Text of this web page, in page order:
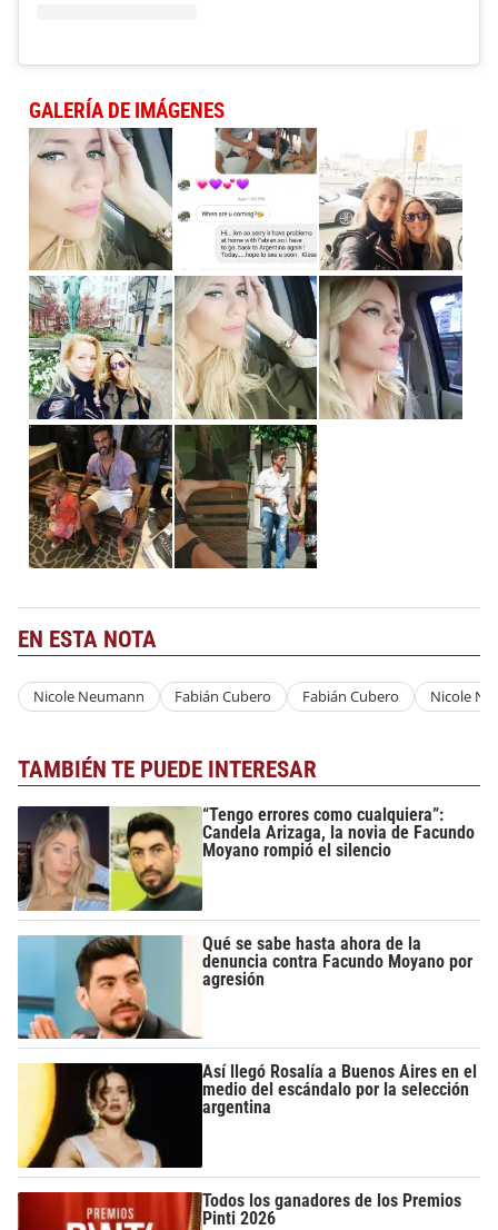
GALERÍA DE IMÁGENES
EN ESTA NOTA
Nicole Neumann Fabián Cubero Fabián Cubero Nicole
TAMBIÉN TE PUEDE INTERESAR
“Tengo errores como cualquiera”:
Candela Arizaga, la novia de Facundo
Moyano rompió el silencio
Qué se sabe hasta ahora de la
denuncia contra Facundo Moyano por
agresión
Así llegó Rosalía a Buenos Aires en el
medio del escándalo por la selección
argentina
Todos los ganadores de los Premios
Pinti 2026